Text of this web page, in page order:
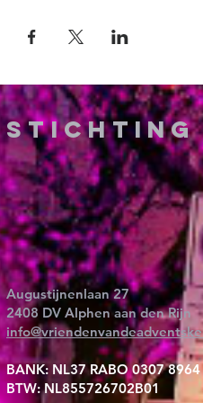
Augustijnenlaan 27
2408 DV Alphen aan den Rijn
BANK: NL37 RABO 0307
BTW: NL855726702B01